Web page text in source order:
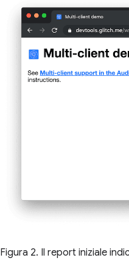
Figura 2. Il report iniziale